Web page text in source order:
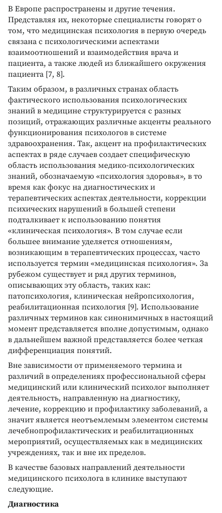
В Европе распространены и другие течения.
Представляя их, некоторые специалисты говорят о
том, что медицинская психология в первую очередь
связана с психологическими аспектами
взаимоотношений и взаимодействия врача и
пациента, а также людей из ближайшего окружения
пациента [7, 8].
Таким образом, в различных странах область
фактического использования психологических
знаний в медицине структурируется с разных
позиций, отражающих различные акценты реального
функционирования психологов в системе
здравоохранения. Так, акцент на профилактических
аспектах в ряде случаев создает специфическую
область использования медико-психологических
знаний, обозначаемую «психология здоровья», в то
время как фокус на диагностических и
терапевтических аспектах деятельности, коррекции
психических нарушений в большей степени
подталкивает к использованию понятия
«клиническая психология». В том случае если
большее внимание уделяется отношениям,
возникающим в терапевтических процессах, часто
используется термин «медицинская психология». За
рубежом существует и ряд других терминов,
описывающих эту область, таких как:
патопсихология, клиническая нейропсихология,
реабилитационная психология [9]. Использование
различных терминов как синонимичных в настоящий
момент представляется вполне допустимым, однако
в дальнейшем важной представляется более четкая
дифференциация понятий.
Вне зависимости от применяемого термина и
различий в определениях профессиональной сферы
медицинский или клинический психолог выполняет
деятельность, направленную на диагностику,
лечение, коррекцию и профилактику заболеваний, а
значит является неотъемлемым элементом системы
лечебнопрофилактических и реабилитационных
мероприятий, осуществляемых как в медицинских
учреждениях, так и вне их пределов.
В качестве базовых направлений деятельности
медицинского психолога в клинике выступают
следующие.
Диагностика